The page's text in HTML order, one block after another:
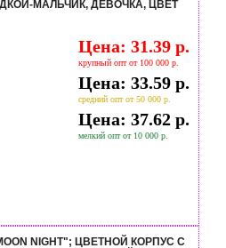
МАЛЬЧИК, ДЕВОЧКА, ЦВЕТ
Цена: 31.39 р.
крупный опт от 100 000 р.
Цена: 33.59 р.
средний опт от 50 000 р.
Цена: 37.62 р.
мелкий опт от 10 000 р.
NIGHT"; ЦВЕТНОЙ КОРПУС С